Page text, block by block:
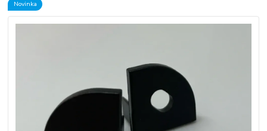
Novinka